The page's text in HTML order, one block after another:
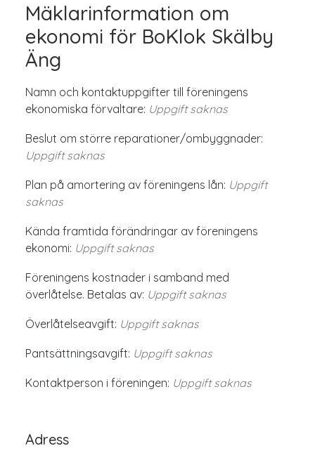
Mäklarinformation om
ekonomi för BoKlok Skälby
Äng
Namn och kontaktuppgifter till föreningens
ekonomiska förvaltare: Uppgift saknas
Beslut om större reparationer/ombyggnader:
Uppgift saknas
Plan på amortering av föreningens lån: Uppgift
saknas
Kända framtida förändringar av föreningens
ekonomi: Uppgift saknas
Föreningens kostnader i samband med
överlåtelse. Betalas av: Uppgift saknas
Överlåtelseavgift: Uppgift saknas
Pantsättningsavgift: Uppgift saknas
Kontaktperson i föreningen: Uppgift saknas
Adress